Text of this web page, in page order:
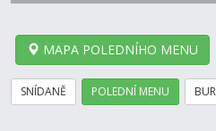
MAPA POLEDNÍHO MENU
SNÍDANĚ POLEDNÍ MENU